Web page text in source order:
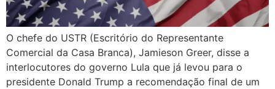
O chefe do USTR (Escritório do Representante
Comercial da Casa Branca), Jamieson Greer, disse a
interlocutores do governo Lula que já levou para o
presidente Donald Trump a recomendação final de um